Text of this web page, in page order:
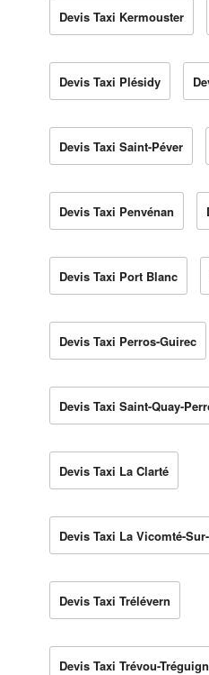
Devis Taxi Kermouster
Devis Taxi Plésidy
Devis Taxi Saint-Péver
Devis Taxi Penvénan
Devis Taxi Port Blanc
Devis Taxi Perros-Guirec
Devis Taxi Saint-Quay-
Devis Taxi La Clarté
Devis Taxi La Vicomté-
Devis Taxi Trélévern
Devis Taxi Trévou-